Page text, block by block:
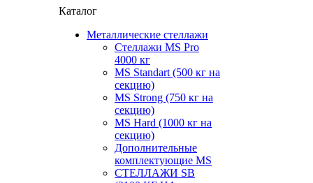
Каталог
Металлические стеллажи
Стеллажи MS Pro
4000 кг
MS Standart (500 кг на
секцию)
MS Strong (750 кг на
секцию)
MS Hard (1000 кг на
секцию)
Дополнительные
комплектующие MS
СТЕЛЛАЖИ SB